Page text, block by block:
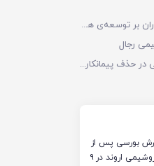
مدیرعامل پتروشیمی فن‌آوران بر توسعه‌ی همکاری علمی با دانشگاه تاکید کرد
رجال
پیشروی عملیات غیرصنعتی در حذف پیمانکاران
بورسی پس از
عرضه اولیه/ افزایش بیش از ۱۰ همت درآمد پتروشیمی اروند در ۹